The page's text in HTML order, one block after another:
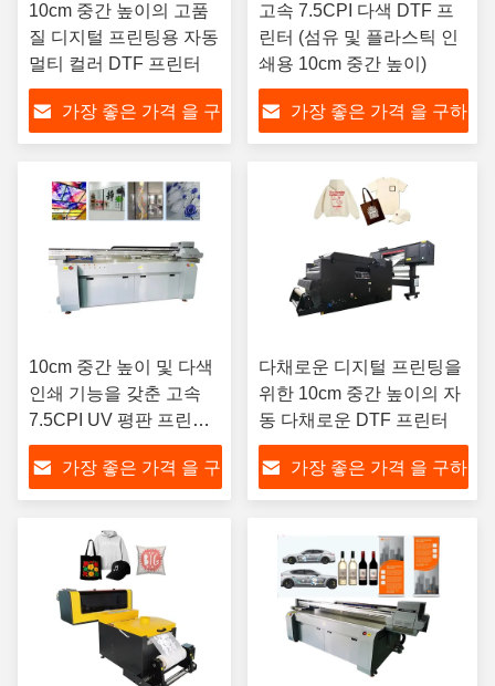
10cm 중간 높이의 고품
질 디지털 프린팅용 자동
멀티 컬러 DTF 프린터
가장 좋은 가격 을 구
고속 7.5CPI 다색 DTF 프
린터 (섬유 및 플라스틱 인
쇄용 10cm 중간 높이)
가장 좋은 가격 을 구하
10cm 중간 높이 및 다색
인쇄 기능을 갖춘 고속
7.5CPI UV 평판 프린터
(다양한 응용 분야용)
가장 좋은 가격 을 구
다채로운 디지털 프린팅을
위한 10cm 중간 높이의 자
동 다채로운 DTF 프린터
가장 좋은 가격 을 구하